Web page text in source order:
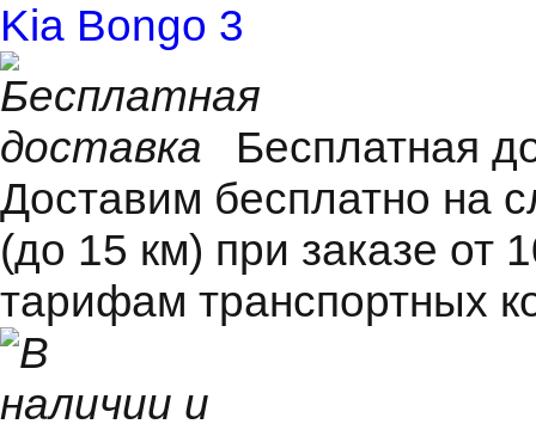
Kia Bongo 3
Бесплатная
Доставим бесплатно на
(до 15 км) при заказе от
тарифам транспортных